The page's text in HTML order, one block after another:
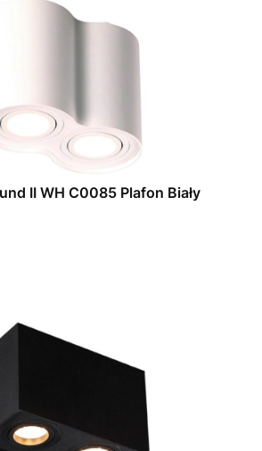
II WH C0085 Plafon Biały